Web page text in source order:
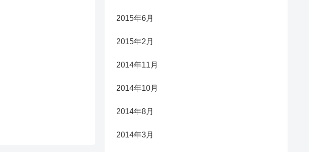
2015年6月
2015年2月
2014年11月
2014年10月
2014年8月
2014年3月